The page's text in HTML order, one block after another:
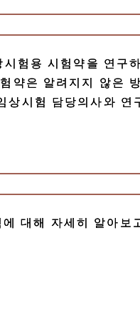
험용 시험약을 연구
약은 알려지지 않은
시험 담당의사와 연
대해 자세히 알아보